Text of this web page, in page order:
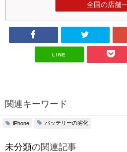
全国の店舗
LINE
関連キーワード
iPhone バッテリーの劣化
未分類の関連記事